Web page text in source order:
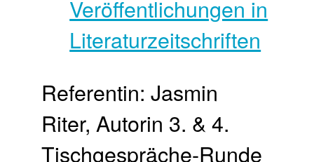
Referentin: Jasmin
Riter, Autorin 3. & 4.
Tisch­gespräche-Runde